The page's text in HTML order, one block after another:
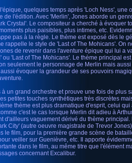
quelques temps après 'Loch Ness', une
de l'édition. Avec 'Merlin', Jones aborde un
Crystal'. Le compositeur a cherché à évoquer
plus paisibles, plus intimes, etc.
pas à la règle. Le thème est exposé dès le
rappelle le style de 'Last of The Mohicans'. On
de revenir dans l'aventure épique qui lui a
ou 'Last of The Mohicans'. Le thème principal
seulement le personnage de Merlin mais
évoquer la grandeur de ses pouvoirs
un grand orchestre et prouve une fois de plus
petites touches synthétiques très discrètes
thème est plus dramatique d'esprit, celui
c'est le cas lorsque Merlin dit adieu à
d'ailleurs vaguement dérivé du thème
City' (autre oeuvre magistrale de Trevor
le film, pour la première grande scène de
veiller sur Guenièvre, etc. Il apporte
dans le film, au même titre que l'élément
concernant Excalibur.